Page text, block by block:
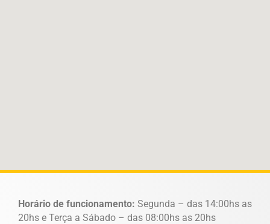
Horário de funcionamento: Segunda – das 14:00hs as
20hs e Terça a Sábado – das 08:00hs as 20hs